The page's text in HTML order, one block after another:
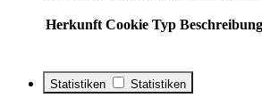
Herkunft Cookie Typ Beschreibung
Statistiken Statistiken